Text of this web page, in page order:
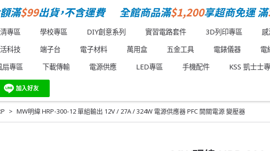
專區 學校專區 DIY創意系列 實習電路套件 3D列印專區
科技 端子台 電子材料 萬用盒 五金工具 電錶儀器
電
扇專區 下載傳輸 電源供應 LED專區 手機配件 KSS 凱士士
MW明緯 HRP-300-12 單組輸出 12V / 27A / 324W 電源供應器 PFC 開關電源 變壓器